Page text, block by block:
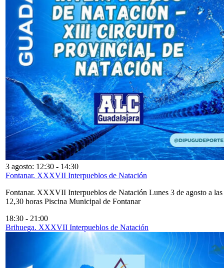
3 agosto: 12:30 - 14:30
Fontanar. XXXVII Interpueblos de Natación
Fontanar. XXXVII Interpueblos de Natación Lunes 3 de agosto a las
12,30 horas Piscina Municipal de Fontanar
18:30 - 21:00
Brihuega. XXXVII Interpueblos de Natación